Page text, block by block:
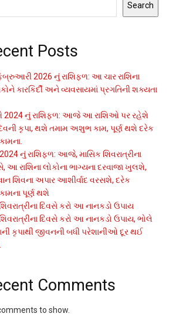
Search
Posts
2026 નું રાશિફળ: આ ચાર રાશિના
કારકિર્દી અને વ્યવસાયમાં પ્રગતિની શક્યતા
2024 નું રાશિફળ: આજે આ રાશિઓ પર રહેશે
કૃપા, થશે તમામ અશુભ કામ, પૂર્ણ થશે દરેક
નું રાશિફળ: આજે, માસિક શિવરાત્રીના
આ રાશિના લોકોના ભાગ્યના દરવાજા ખુલશે,
શિવના અપાર આશીર્વાદ વરસશે, દરેક
પૂર્ણ થશે
દિવસે કરો આ નાનકડો ઉપાય
દિવસે કરો આ નાનકડો ઉપાય, ભોલે
કૃપાથી જીવનની બધી પરેશાનીઓ દૂર થઈ
Comments
to show.